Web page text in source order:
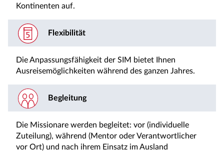
Kontinenten auf.
Flexibilität
Die Anpassungsfähigkeit der SIM bietet Ihnen
Ausreisemöglichkeiten während des ganzen Jahres.
Begleitung
Die Missionare werden begleitet: vor (individuelle
Zuteilung), während (Mentor oder Verantwortlicher
vor Ort) und nach ihrem Einsatz im Ausland